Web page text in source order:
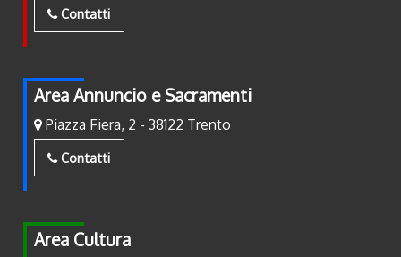
Contatti
Area Annuncio e Sacramenti
Piazza Fiera, 2 - 38122 Trento
Contatti
Area Cultura